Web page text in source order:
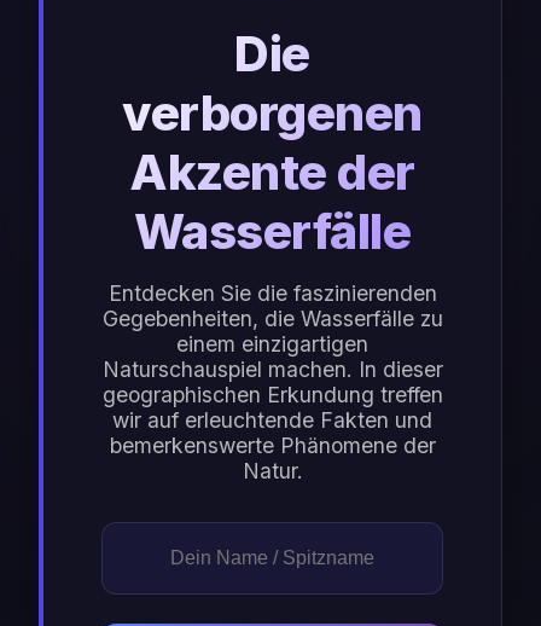
Die
verborgenen
Akzente der
Wasserfälle
Entdecken Sie die faszinierenden
Gegebenheiten, die Wasserfälle zu
einem einzigartigen
Naturschauspiel machen. In dieser
geographischen Erkundung treffen
wir auf erleuchtende Fakten und
bemerkenswerte Phänomene der
Natur.